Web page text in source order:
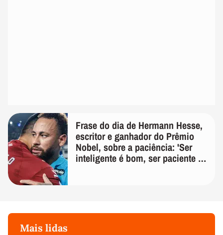
Frase do dia de Hermann Hesse,
escritor e ganhador do Prêmio
Nobel, sobre a paciência: 'Ser
inteligente é bom, ser paciente é
Mais lidas